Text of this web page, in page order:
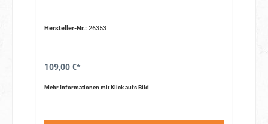
Hersteller-Nr.:26353
109,00 €*
Mehr Informationen mit Klick aufs Bild